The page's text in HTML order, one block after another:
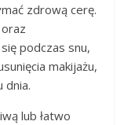
zdrową cerę.
podczas snu,
makijażu,
dnia.
lub łatwo